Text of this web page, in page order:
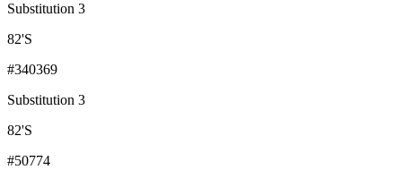
Substitution 3
82'S
#340369
Substitution 3
82'S
#50774